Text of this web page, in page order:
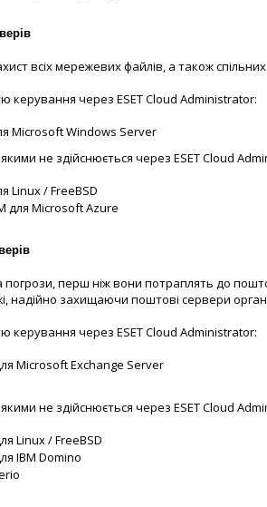
всіх мережевих файлів, а також
керування через ESET Cloud Administrator:
Microsoft Windows Server
не здійснюється через ESET Cloud
Linux / FreeBSD
для Microsoft Azure
погрози, перш ніж вони потраплять до
надійно захищаючи поштові сервери
керування через ESET Cloud Administrator:
Microsoft Exchange Server
не здійснюється через ESET Cloud
Linux / FreeBSD
IBM Domino